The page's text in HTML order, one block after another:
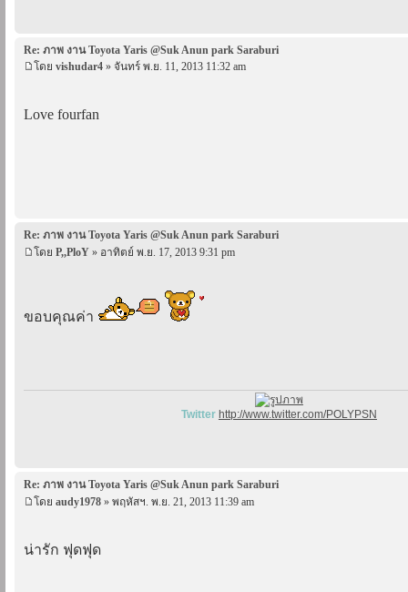
Re: ภาพ งาน Toyota Yaris @Suk Anun park Saraburi
โดย vishudar4 » จันทร์ พ.ย. 11, 2013 11:32 am
Love fourfan
Re: ภาพ งาน Toyota Yaris @Suk Anun park Saraburi
โดย P,,PloY » อาทิตย์ พ.ย. 17, 2013 9:31 pm
ขอบคุณค่า
Twitter http://www.twitter.com/POLYPSN
Re: ภาพ งาน Toyota Yaris @Suk Anun park Saraburi
โดย audy1978 » พฤหัสฯ. พ.ย. 21, 2013 11:39 am
น่ารัก ฟุดฟุด